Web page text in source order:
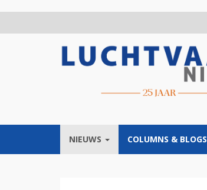
NIEUWS COLUMNS & BLOGS